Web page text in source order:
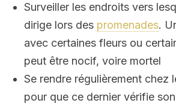
Surveiller les endroits vers
dirige lors des promenades.
avec certaines fleurs ou
peut être nocif, voire mortel
Se rendre régulièrement chez
pour que ce dernier vérifie